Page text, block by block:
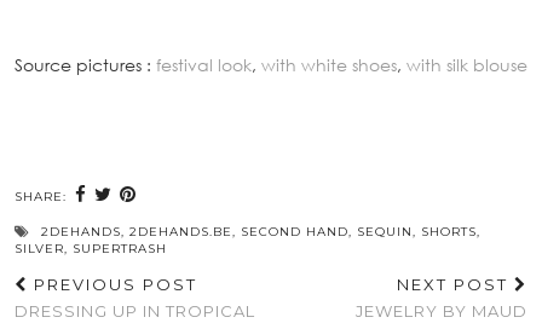
Source pictures : festival look, with white shoes, with silk blouse
SHARE:
2DEHANDS, 2DEHANDS.BE, SECOND HAND, SEQUIN, SHORTS,
SILVER, SUPERTRASH
PREVIOUS POST
DRESSING UP IN TROPICAL
NEXT POST
JEWELRY BY MAUD